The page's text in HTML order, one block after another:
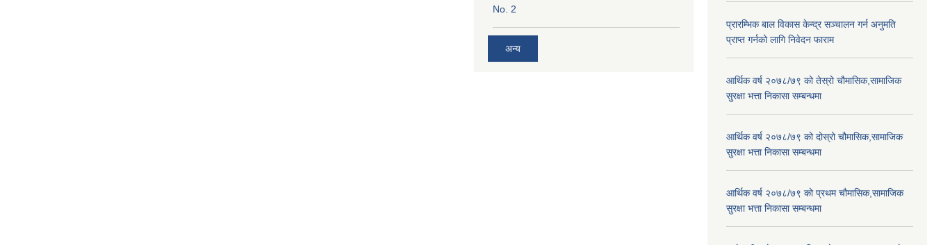
No. 2
अन्य
प्रारम्भिक बाल विकास केन्द्र सञ्चालन गर्न अनुमति
प्राप्त गर्नको लागि निवेदन फाराम
आर्थिक वर्ष २०७८/७९ को तेस्रो चौमासिक,सामाजिक
सुरक्षा भत्ता निकासा सम्बन्धमा
आर्थिक वर्ष २०७८/७९ को दोस्रो चौमासिक,सामाजिक
सुरक्षा भत्ता निकासा सम्बन्धमा
आर्थिक वर्ष २०७८/७९ को प्रथम चौमासिक,सामाजिक
सुरक्षा भत्ता निकासा सम्बन्धमा